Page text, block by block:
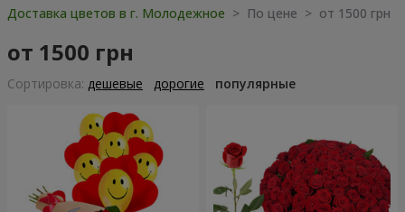
Доставка цветов в г. Молодежное > По цене > от 1500 грн
от 1500 грн
Cортировка: дешевые дорогие популярные